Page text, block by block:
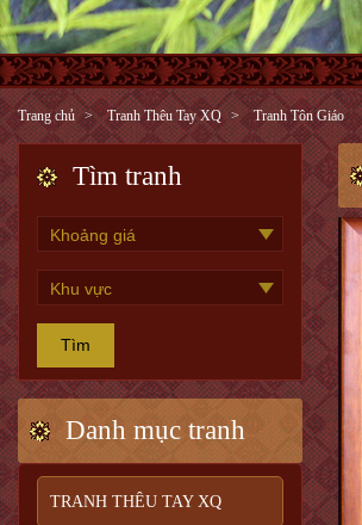
Trang chủ Tranh Thêu Tay XQ Tranh Tôn Giáo
Tìm tranh
Tìm
Danh mục tranh
TRANH THÊU TAY XQ